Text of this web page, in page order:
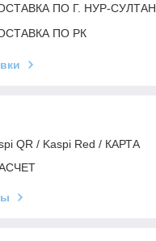
ПО Г. НУР-СУЛТАН
ПО РК
QR / Kaspi Red / КАРТА